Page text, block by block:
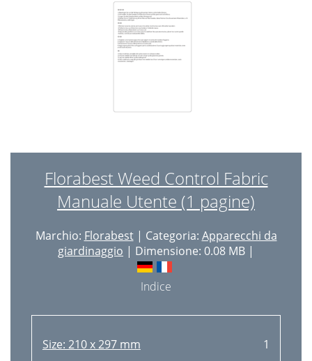
Florabest Weed Control Fabric
Manuale Utente (1 pagine)
Marchio: Florabest| Categoria: Apparecchi da
giardinaggio | Dimensione: 0.08 MB |
Indice
Size: 210 x 297 mm 1